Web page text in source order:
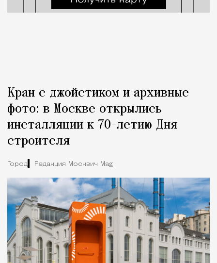
Кран с джойстиком и архивные
фото: в Москве открылись
инсталляции к 70-летию Дня
строителя
Город Редакция Москвич Mag